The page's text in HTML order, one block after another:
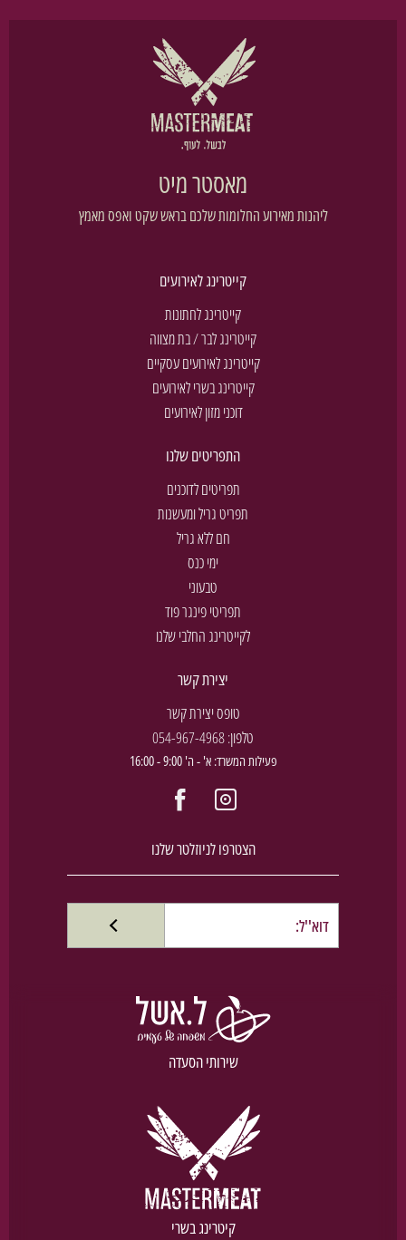
מאסטר מיט
ליהנות מאירוע החלומות שלכם בראש שקט ואפס מאמץ
קייטרינג לאירועים
קייטרינג לחתונות
קייטרינג לבר / בת מצווה
קייטרינג לאירועים עסקיים
קייטרינג בשרי לאירועים
דוכני מזון לאירועים
התפריטים שלנו
תפריטים לדוכנים
תפריט גריל ומעשנות
חם ללא גריל
ימי כנס
טבעוני
תפריטי פינגר פוד
לקייטרינג החלבי שלנו
יצירת קשר
טופס יצירת קשר
טלפון:054-967-4968
פעילות המשרד: א' - ה' 9:00 - 16:00
הצטרפו לניוזלטר שלנו
שירותי הסעדה
קיטרינג בשרי